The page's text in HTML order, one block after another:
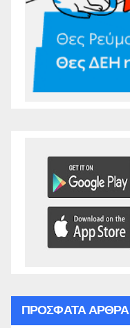
ΠΡΌΣΦΑΤΑ ΆΡΘΡΑ